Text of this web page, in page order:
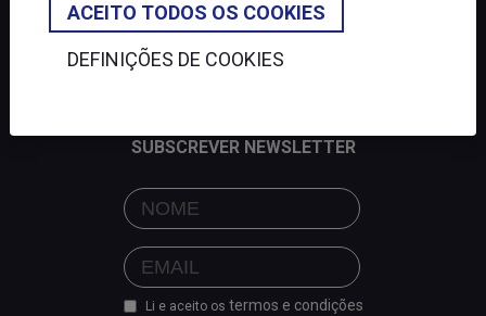
SUBSCREVER NEWSLETTER
Li e aceito os termos e condições
ACEITO TODOS OS COOKIES
DEFINIÇÕES DE COOKIES